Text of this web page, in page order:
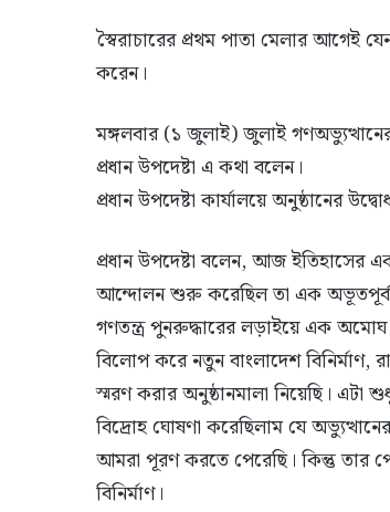
স্বৈরাচারের প্রথম পাতা মেলার আগেই
করেন।
মঙ্গলবার (১ জুলাই) জুলাই গণঅভ্যুত্থানের
প্রধান উপদেষ্টা এ কথা বলেন।
প্রধান উপদেষ্টা কার্যালয়ে অনুষ্ঠানের
প্রধান উপদেষ্টা বলেন, আজ ইতিহাসের
আন্দোলন শুরু করেছিল তা এক অভূতপূর্ব
গণতন্ত্র পুনরুদ্ধারের লড়াইয়ে এক
বিলোপ করে নতুন বাংলাদেশ
স্মরণ করার অনুষ্ঠানমালা নিয়েছি।
বিদ্রোহ ঘোষণা করেছিলাম যে
আমরা পূরণ করতে পেরেছি। কিন্তু তার
বিনির্মাণ।